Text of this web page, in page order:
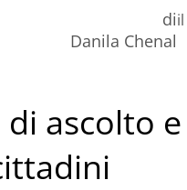
di
Danila Chenal
il
ascolto e